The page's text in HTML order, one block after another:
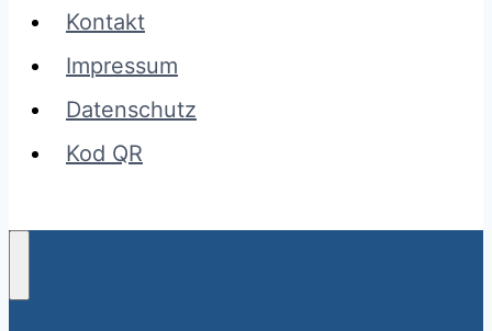
Kontakt
Impressum
Datenschutz
Kod QR